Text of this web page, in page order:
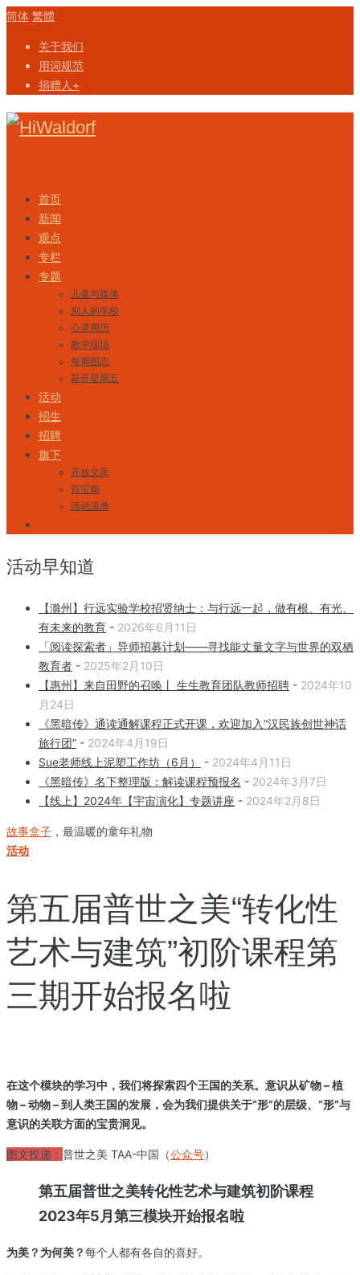
简体 繁體
关于我们
用词规范
捐赠人+
首页
新闻
观点
专栏
专题
儿童与媒体
别人的学校
心灵周历
教学现场
每周图志
花开星期五
活动
招生
招聘
旗下
开放文库
百宝箱
活动清单
活动早知道
【滁州】行远实验学校招贤纳士：与行远一起，做有根、有光、
有未来的教育 - 2026年6月11日
「阅读探索者」导师招募计划——寻找能丈量文字与世界的双栖
教育者 - 2025年2月10日
【惠州】来自田野的召唤丨 生生教育团队教师招聘 - 2024年10
月24日
《黑暗传》通读通解课程正式开课，欢迎加入“汉民族创世神话
旅行团” - 2024年4月19日
Sue老师线上泥塑工作坊（6月）
- 2024年4月11日
《黑暗传》名下整理版：解读课程预报名 - 2024年3月7日
【线上】2024年【宇宙演化】专题讲座 - 2024年2月8日
故事盒子 ，最温暖的童年礼物
活动
第五届普世之美“转化性
艺术与建筑”初阶课程第
三期开始报名啦
在这个模块的学习中，我们将探索四个王国的关系。意识从矿物 – 植
物 – 动物 – 到人类王国的发展，会为我们提供关于“形”的层级、“形”与
意识的关联方面的宝贵洞见。
图文投递： 普世之美 TAA-中国（公众号）
第五届普世之美转化性艺术与建筑初阶课程
2023年5月第三模块开始报名啦
为美？ 为何美？每个人都有各自的喜好。